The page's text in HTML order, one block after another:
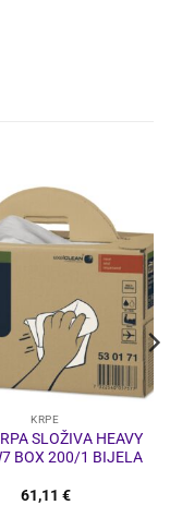
KRPE
SLOŽIVA HEAVY
BOX 200/1 BIJELA
61,11 €